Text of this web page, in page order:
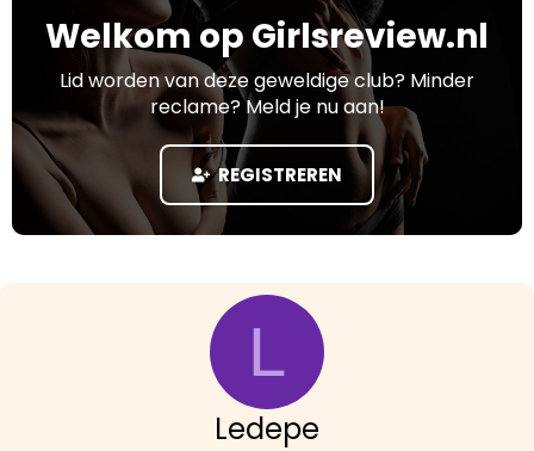
Welkom op Girlsreview.nl
Lid worden van deze geweldige club? Minder
reclame? Meld je nu aan!
REGISTREREN
L
Ledepe